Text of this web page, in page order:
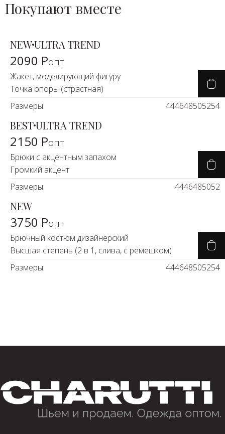
Покупают вместе
NEWULTRA TREND
2090 Ропт
Жакет, моделирующий фигуру
Точка опоры (страстная)
Размеры:
444648505254
BESTULTRA TREND
2150 Ропт
Брюки с акцентным запахом
Громкий акцент
Размеры:
4446485052
NEW
3750 Ропт
Брючный костюм дизайнерский
Высшая степень (2 в 1, слива, с ремешком)
Размеры:
444648505254